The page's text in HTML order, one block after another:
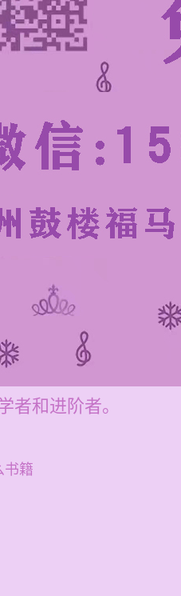
者和进阶者。
书籍